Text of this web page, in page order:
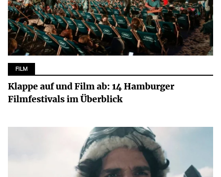
FILM
Klappe auf und Film ab: 14 Hamburger
Filmfestivals im Überblick